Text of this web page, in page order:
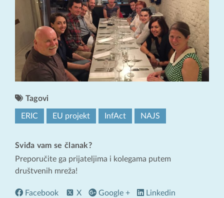
Tagovi
ERIC EU projekt InfAct NAJS
Sviđa vam se članak?
Preporučite ga prijateljima i kolegama putem
društvenih mreža!
Facebook X Google + Linkedin